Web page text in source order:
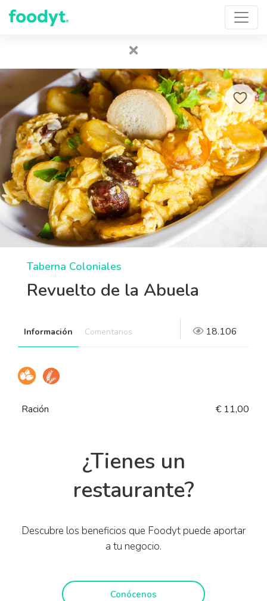
Taberna Coloniales
Revuelto de la Abuela
Información Comentarios 18.106
Ración € 11,00
¿Tienes un
restaurante?
Descubre los beneficios que Foodyt puede aportar
a tu negocio.
Conócenos